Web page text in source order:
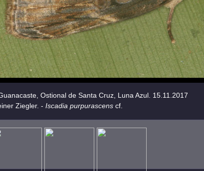
Ostional de Santa Cruz, Luna Azul. 15.11.2017
Ziegler. - Iscadia purpurascens cf.